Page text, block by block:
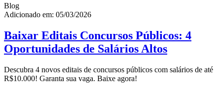
Blog
Adicionado em: 05/03/2026
Baixar Editais Concursos Públicos: 4
Oportunidades de Salários Altos
Descubra 4 novos editais de concursos públicos com salários de até
R$10.000! Garanta sua vaga. Baixe agora!